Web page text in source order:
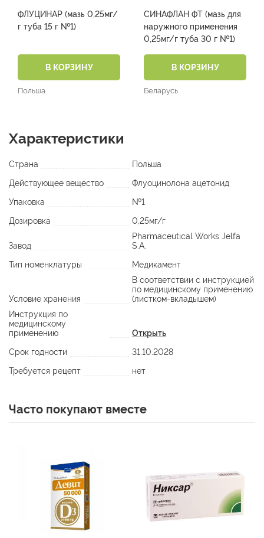
ФЛУЦИНАР (мазь 0,25мг/
г туба 15 г №1)
В КОРЗИНУ
Польша
СИНАФЛАН ФТ (мазь для
наружного применения
0,25мг/г туба 30 г №1)
В КОРЗИНУ
Беларусь
Характеристики
Страна
Польша
Действующее вещество
Флуоцинолона ацетонид
Упаковка
№1
Дозировка
0,25мг/г
Завод
Pharmaceutical Works Jelfa
S.A.
Тип номенклатуры
Медикамент
Условие хранения
В соответствии с инструкцией
по медицинскому применению
(листком-вкладышем)
Инструкция по
медицинскому
применению
Открыть
Срок годности
31.10.2028
Требуется рецепт
нет
Часто покупают вместе